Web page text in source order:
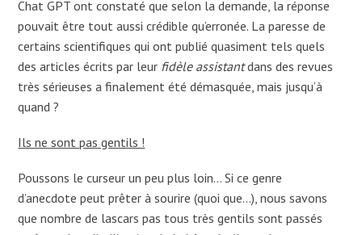
Chat GPT ont constaté que selon la demande, la réponse
pouvait être tout aussi crédible qu’erronée. La paresse de
certains scientifiques qui ont publié quasiment tels quels
des articles écrits par leur fidèle assistantdans des revues
très sérieuses a finalement été démasquée, mais jusqu’à
quand ?
Ils ne sont pas gentils !
Poussons le curseur un peu plus loin… Si ce genre
d’anecdote peut prêter à sourire (quoi que…), nous savons
que nombre de lascars pas tous très gentils sont passés